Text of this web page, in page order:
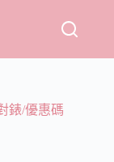
錶/優惠碼